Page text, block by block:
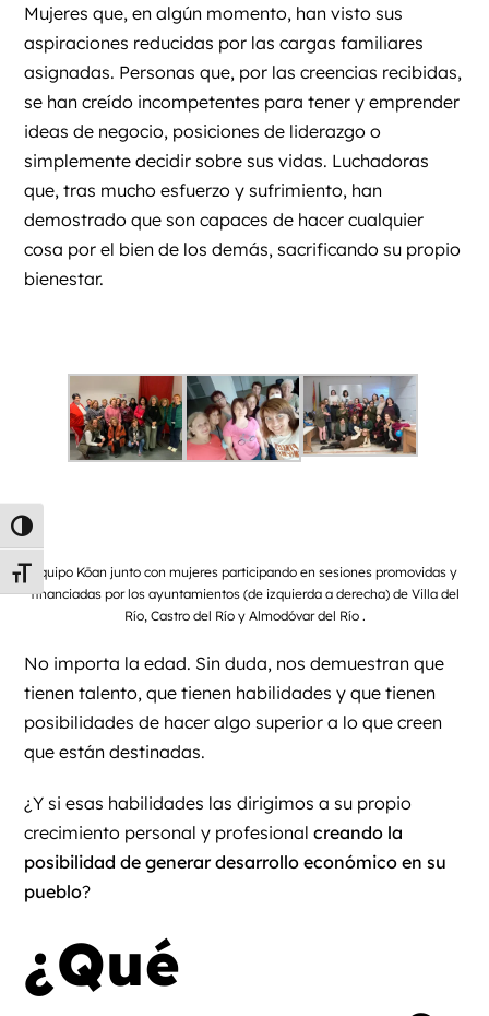
Alternar alto contraste
Alternar tamaño de letra
Mujeres que, en algún momento, han visto sus
aspiraciones reducidas por las cargas familiares
asignadas. Personas que, por las creencias recibidas,
se han creído incompetentes para tener y emprender
ideas de negocio, posiciones de liderazgo o
simplemente decidir sobre sus vidas. Luchadoras
que, tras mucho esfuerzo y sufrimiento, han
demostrado que son capaces de hacer cualquier
cosa por el bien de los demás, sacrificando su propio
bienestar.
Equipo Kōan junto con mujeres participando en sesiones promovidas y
financiadas por los ayuntamientos (de izquierda a derecha) de Villa del
Río, Castro del Río y Almodóvar del Río .
No importa la edad. Sin duda, nos demuestran que
tienen talento, que tienen habilidades y que tienen
posibilidades de hacer algo superior a lo que creen
que están destinadas.
¿Y si esas habilidades las dirigimos a su propio
crecimiento personal y profesionalcreando la
posibilidad de generar desarrollo económico en su
pueblo?
¿Qué